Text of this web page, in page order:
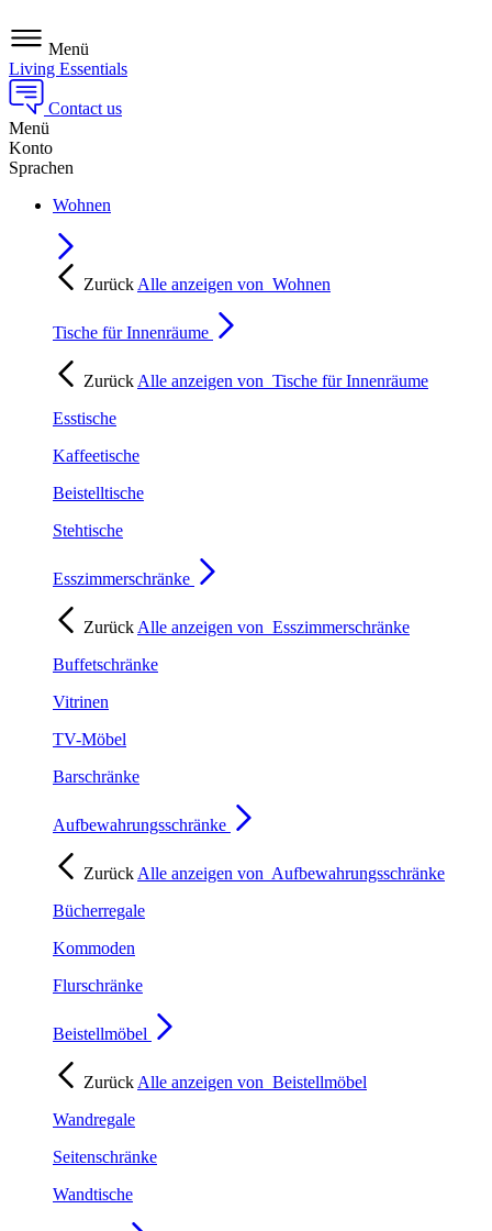
Menü
Living Essentials
Contact us
Menü
Konto
Sprachen
Wohnen
Zurück Alle anzeigen von Wohnen
Tische für Innenräume
Zurück Alle anzeigen von Tische für Innenräume
Esstische
Kaffeetische
Beistelltische
Stehtische
Esszimmerschränke
Zurück Alle anzeigen von Esszimmerschränke
Buffetschränke
Vitrinen
TV-Möbel
Barschränke
Aufbewahrungsschränke
Zurück Alle anzeigen von Aufbewahrungsschränke
Bücherregale
Kommoden
Flurschränke
Beistellmöbel
Zurück Alle anzeigen von Beistellmöbel
Wandregale
Seitenschränke
Wandtische